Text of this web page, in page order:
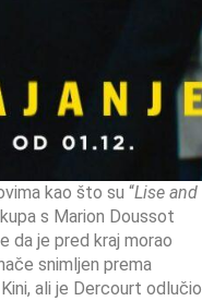
kao što su “Lise and
s Marion Doussot
da je pred kraj morao
snimljen prema
ali je Dercourt odlučio